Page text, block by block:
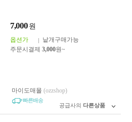
7,000 원
옵션가
낱개구매가능
주문시결제 3,000원~
마이도매몰 (ozzshop)
빠른배송
공급사의 다른상품